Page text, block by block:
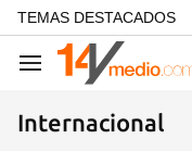
common.go-to-content
TEMAS DESTACADOS
Navegación
Internacional